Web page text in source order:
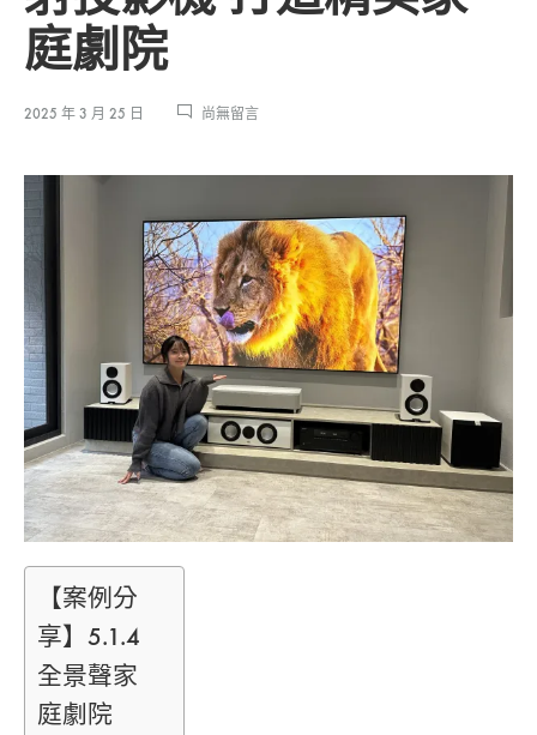
庭劇院
2025 年 3 月 25 日
在
台
中
北
屯
德
國
ELAC
CARINA
5.1.2
聲
道
絕
美
尚無留言
【案例分
享】5.1.4
全景聲家
庭劇院